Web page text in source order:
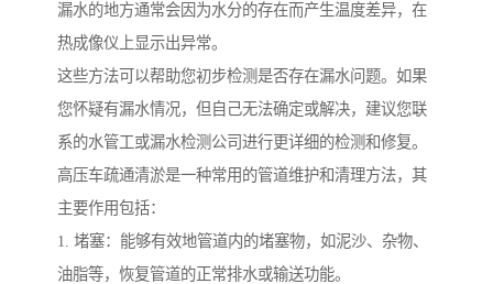
漏水的地方通常会因为水分的存在而产生温度差异，在
热成像仪上显示出异常。
这些方法可以帮助您初步检测是否存在漏水问题。如果
您怀疑有漏水情况，但自己无法确定或解决，建议您联
系的水管工或漏水检测公司进行更详细的检测和修复。
高压车疏通清淤是一种常用的管道维护和清理方法，其
主要作用包括：
1. 堵塞：能够有效地管道内的堵塞物，如泥沙、杂物、
油脂等，恢复管道的正常排水或输送功能。